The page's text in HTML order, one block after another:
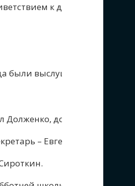
к делегатам
были выслушаны отчеты
до избрания
– Евгений